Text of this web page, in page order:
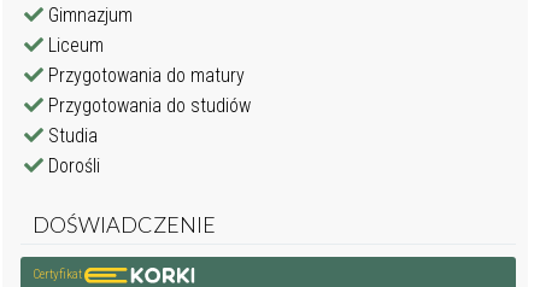
Gimnazjum
Liceum
Przygotowania do matury
Przygotowania do studiów
Studia
Dorośli
DOŚWIADCZENIE
Certyfikat